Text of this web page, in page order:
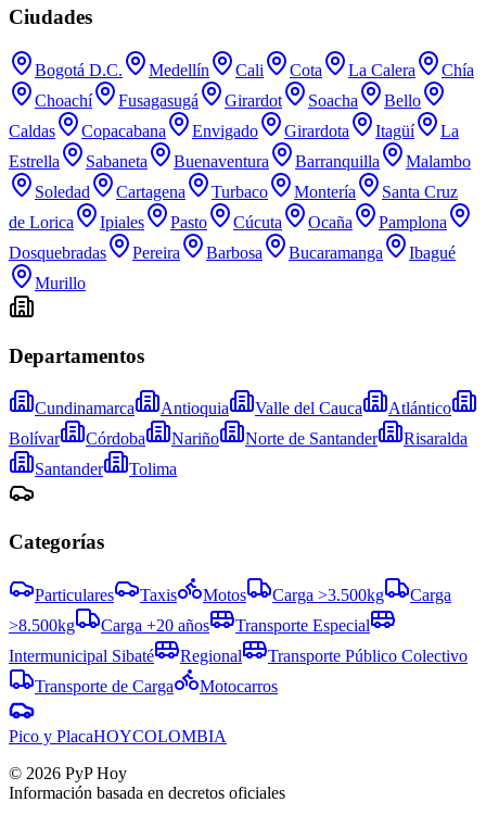
Ciudades
Bogotá D.C. Medellín Cali Cota La Calera
Chía
Choachí
Fusagasugá Girardot Soacha
Bello
Caldas
Copacabana Envigado Girardota Itagüí
La
Estrella
Sabaneta Buenaventura Barranquilla
Malambo
Soledad
Cartagena Turbaco Montería
Santa Cruz
de Lorica
Ipiales Pasto Cúcuta Ocaña
Pamplona
Dosquebradas
Pereira Barbosa Bucaramanga
Ibagué
Murillo
Departamentos
Cundinamarca Antioquia Valle del Cauca
Atlántico
Bolívar
Córdoba Nariño Norte de Santander
Risaralda
Santander
Tolima
Categorías
Particulares Taxis Motos Carga >3.500kg
Carga
>8.500kg
Carga +20 años
Transporte Especial
Intermunicipal Sibaté
Regional
Transporte Público Colectivo
Transporte de Carga
Motocarros
Pico y PlacaHOYCOLOMBIA
© 2026 PyP Hoy
Información basada en decretos oficiales